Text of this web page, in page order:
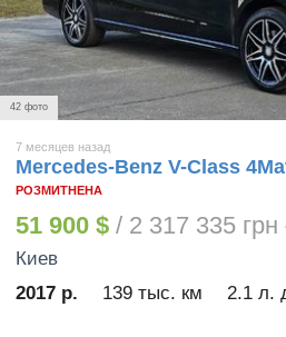
42 фото
7 месяцев назад
Mercedes-Benz V-Class
РОЗМИТНЕНА
51 900 $ / 2 317 335 грн
Киев
2017 р.
139 тыс. км 2.1 л.